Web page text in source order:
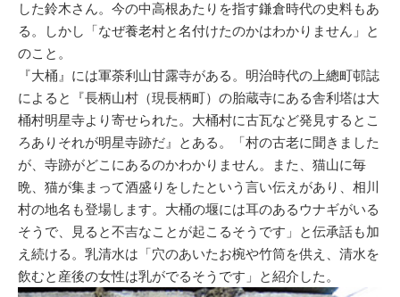
した鈴木さん。今の中高根あたりを指す鎌倉時代の史料もあ
る。しかし「なぜ養老村と名付けたのかはわかりません」と
のこと。
『大桶』には軍荼利山甘露寺がある。明治時代の上總町邨誌
によると『長柄山村（現長柄町）の胎蔵寺にある舎利塔は大
桶村明星寺より寄せられた。大桶村に古瓦など発見するとこ
ろありそれが明星寺跡だ』とある。「村の古老に聞きました
が、寺跡がどこにあるのかわかりません。また、猫山に毎
晩、猫が集まって酒盛りをしたという言い伝えがあり、相川
村の地名も登場します。大桶の堰には耳のあるウナギがいる
そうで、見ると不吉なことが起こるそうです」と伝承話も加
え続ける。乳清水は「穴のあいたお椀や竹筒を供え、清水を
飲むと産後の女性は乳がでるそうです」と紹介した。